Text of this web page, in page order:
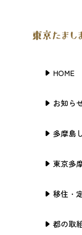
HOME
お知ら
多摩島
東京多
移住・
都の取